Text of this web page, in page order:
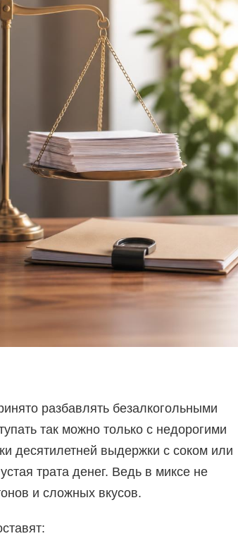
разбавлять безалкогольными
так можно только с недорогими
десятилетней выдержки с соком или
трата денег. Ведь в миксе не
и сложных вкусов.